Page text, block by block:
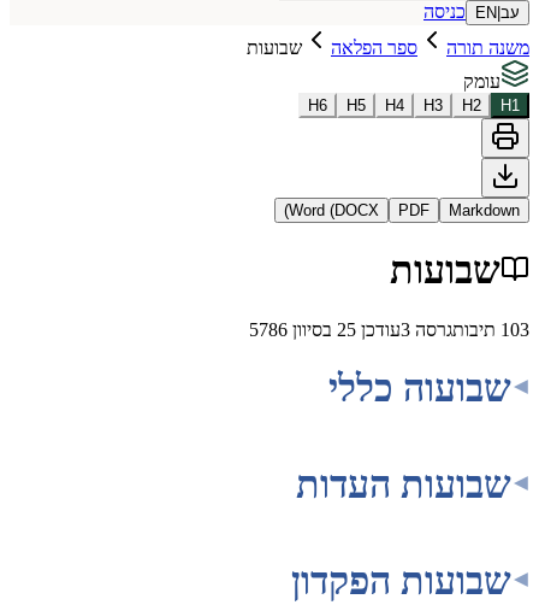
כניסה
ספר הפלאה
שבועות
H3
H4
H5
H6
PDF
Word (DOCX)
גרסה 3עודכן 25 בסיוון 5786
כללי
העדות
הפקדון